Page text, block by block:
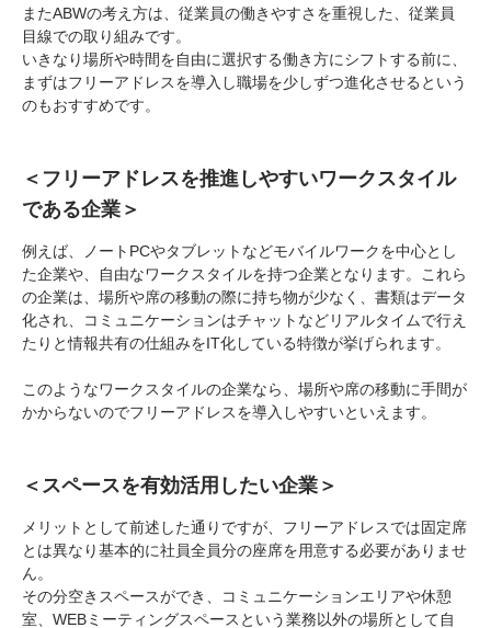
またABWの考え方は、従業員の働きやすさを重視した、従業員
目線での取り組みです。
いきなり場所や時間を自由に選択する働き方にシフトする前に、
まずはフリーアドレスを導入し職場を少しずつ進化させるという
のもおすすめです。
＜フリーアドレスを推進しやすいワークスタイル
である企業＞
例えば、ノートPCやタブレットなどモバイルワークを中心とし
た企業や、自由なワークスタイルを持つ企業となります。これら
の企業は、場所や席の移動の際に持ち物が少なく、書類はデータ
化され、コミュニケーションはチャットなどリアルタイムで行え
たりと情報共有の仕組みをIT化している特徴が挙げられます。
このようなワークスタイルの企業なら、場所や席の移動に手間が
かからないのでフリーアドレスを導入しやすいといえます。
＜スペースを有効活用したい企業＞
メリットとして前述した通りですが、フリーアドレスでは固定席
とは異なり基本的に社員全員分の座席を用意する必要がありませ
ん。
その分空きスペースができ、コミュニケーションエリアや休憩
室、WEBミーティングスペースという業務以外の場所として自